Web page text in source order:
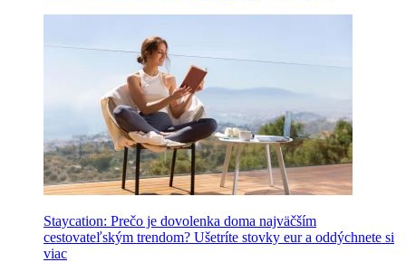
Staycation: Prečo je dovolenka doma najväčším
cestovateľským trendom? Ušetríte stovky eur a oddýchnete si
viac